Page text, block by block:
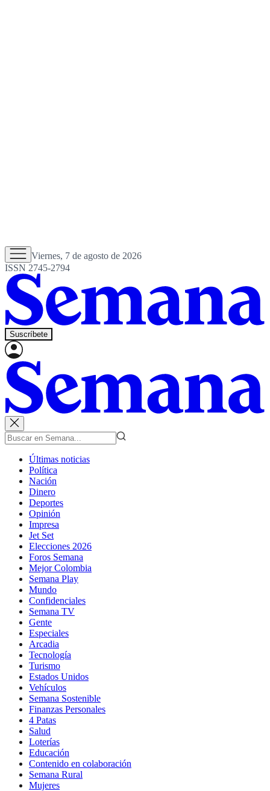
Viernes, 7 de agosto de 2026
ISSN 2745-2794
Suscríbete
Últimas noticias
Política
Nación
Dinero
Deportes
Opinión
Impresa
Jet Set
Elecciones 2026
Foros Semana
Mejor Colombia
Semana Play
Mundo
Confidenciales
Semana TV
Gente
Especiales
Arcadia
Tecnología
Turismo
Estados Unidos
Vehículos
Semana Sostenible
Finanzas Personales
4 Patas
Salud
Loterías
Educación
Contenido en colaboración
Semana Rural
Mujeres